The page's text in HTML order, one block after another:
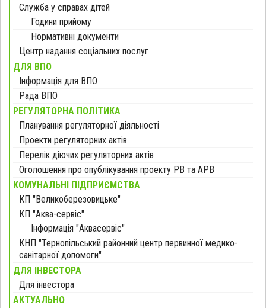
Служба у справах дітей
Години прийому
Нормативні документи
Центр надання соціальних послуг
ДЛЯ ВПО
Інформація для ВПО
Рада ВПО
РЕГУЛЯТОРНА ПОЛІТИКА
Планування регуляторної діяльності
Проекти регуляторних актів
Перелік діючих регуляторних актів
Оголошення про опублікування проекту РВ та АРВ
КОМУНАЛЬНІ ПІДПРИЄМСТВА
КП "Великоберезовицьке"
КП "Аква-сервіс"
Інформація "Аквасервіс"
КНП "Тернопільський районний центр первинної медико-
санітарної допомоги"
ДЛЯ ІНВЕСТОРА
Для інвестора
АКТУАЛЬНО